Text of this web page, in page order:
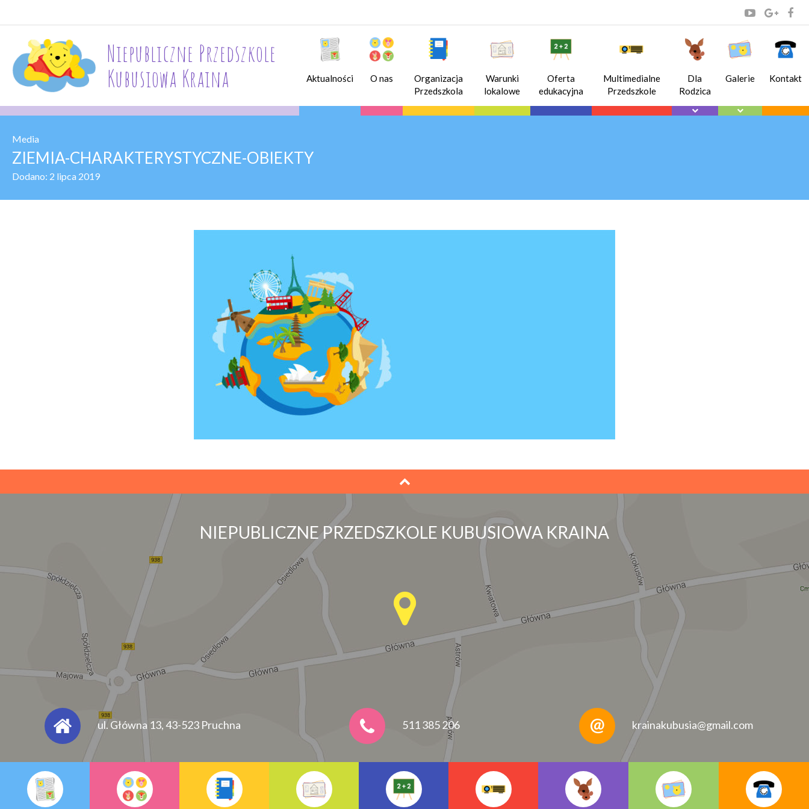
Niepubliczne Przedszkole
Kubusiowa Kraina
Aktualności O nas
Organizacja
Przedszkola
Warunki
lokalowe
Oferta
edukacyjna
Multimedialne
Przedszkole
Dla
Rodzica
Galerie Kontakt
Media
ZIEMIA-CHARAKTERYSTYCZNE-OBIEKTY
Dodano: 2 lipca 2019
NIEPUBLICZNE PRZEDSZKOLE KUBUSIOWA KRAINA
ul. Główna 13, 43-523 Pruchna 511 385 206 krainakubusia@gmail.com